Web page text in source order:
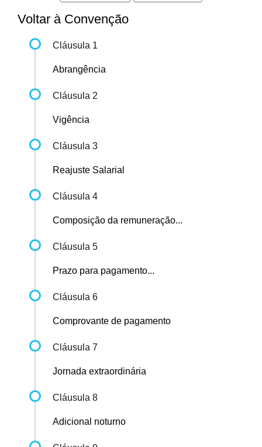
Voltar à Convenção
Cláusula 1
Abrangência
Cláusula 2
Vigência
Cláusula 3
Reajuste Salarial
Cláusula 4
Composição da remuneração...
Cláusula 5
Prazo para pagamento...
Cláusula 6
Comprovante de pagamento
Cláusula 7
Jornada extraordinária
Cláusula 8
Adicional noturno